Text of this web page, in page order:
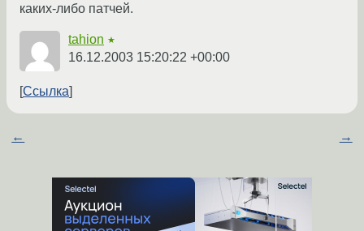
каких-либо патчей.
tahion ★
16.12.2003 15:20:22 +00:00
Ссылка
← →